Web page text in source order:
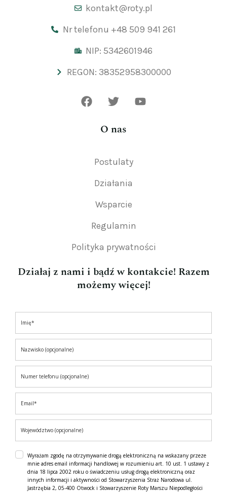
kontakt@roty.pl
Nr telefonu +48 509 941 261
NIP: 5342601946
REGON: 38352958300000
O nas
Postulaty
Działania
Wsparcie
Regulamin
Polityka prywatności
Działaj z nami i bądź w kontakcie! Razem
możemy więcej!
Wyrażam zgodę na otrzymywanie drogą elektroniczną na wskazany przeze
mnie adres email informacji handlowej w rozumieniu art. 10 ust. 1 ustawy z
dnia 18 lipca 2002 roku o świadczeniu usług drogą elektroniczną oraz
innych informacji i aktywności od Stowarzyszenia Straż Narodowa ul.
Jastrzębia 2, 05-400 Otwock i Stowarzyszenie Roty Marszu Niepodległości